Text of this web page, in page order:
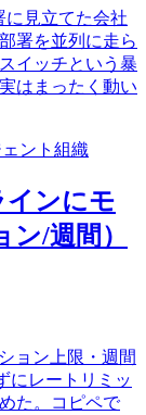
に見立てた会社
署を並列に走ら
イッチという暴
はまったく動い
ント組織
インにモ
/週間）
ョン上限・週間
にレートリミッ
た。コピペで